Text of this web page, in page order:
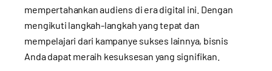
mempertahankan audiens di era digital ini. Dengan
mengikuti langkah-langkah yang tepat dan
mempelajari dari kampanye sukses lainnya, bisnis
Anda dapat meraih kesuksesan yang signifikan.